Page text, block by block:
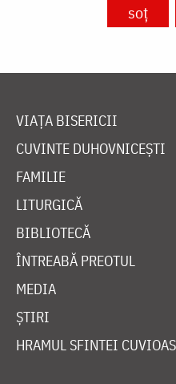
soț
VIAȚA BISERICII
CUVINTE DUHOVNICEȘTI
FAMILIE
LITURGICĂ
BIBLIOTECĂ
ÎNTREABĂ PREOTUL
MEDIA
ȘTIRI
HRAMUL SFINTEI